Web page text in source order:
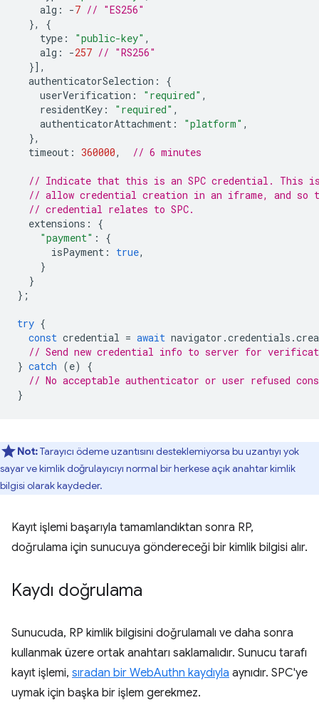
alg : -7 // "ES256"
},
{
type : "public-key" ,
alg : -257 // "RS256"
}],
authenticatorSelection :
{
userVerification : "required" ,
residentKey : "required" ,
authenticatorAttachment : "platform" ,
},
timeout : 360000, // 6 minutes
// Indicate that this is an SPC credential. This
// allow credential creation in an iframe, and so
// credential relates to SPC.
extensions :
{
"payment" :
{
isPayment : true,
}
}
};
try {
const credential = await navigator .credentials .
// Send new credential info to server for
} catch (e)
{
// No acceptable authenticator or user refused
}
Not:Tarayıcı ödeme uzantısını desteklemiyorsa bu uzantıyı yok
sayar ve kimlik doğrulayıcıyı normal bir herkese açık anahtar kimlik
bilgisi olarak kaydeder.
Kayıt işlemi başarıyla tamamlandıktan sonra RP,
doğrulama için sunucuya göndereceği bir kimlik bilgisi alır.
Kaydı doğrulama
Sunucuda, RP kimlik bilgisini doğrulamalı ve daha sonra
kullanmak üzere ortak anahtarı saklamalıdır. Sunucu tarafı
kayıt işlemi, sıradan bir WebAuthn kaydıyla aynıdır. SPC'ye
uymak için başka bir işlem gerekmez.